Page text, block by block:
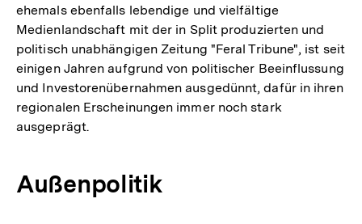
ehemals ebenfalls lebendige und vielfältige
Medienlandschaft mit der in Split produzierten und
politisch unabhängigen Zeitung "Feral Tribune", ist seit
einigen Jahren aufgrund von politischer Beeinflussung
und Investorenübernahmen ausgedünnt, dafür in ihren
regionalen Erscheinungen immer noch stark
ausgeprägt.
Außenpolitik